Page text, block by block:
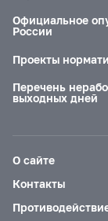
Официальное
России
Проекты
Перечень
выходных дней
О сайте
Контакты